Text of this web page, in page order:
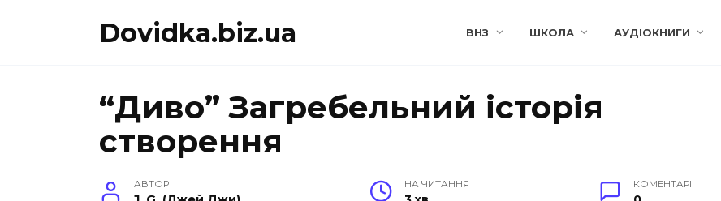
Dovidka.biz.ua ВНЗ ШКОЛА АУДІОКНИГИ
“Диво” Загребельний історія
створення
АВТОР НА ЧИТАННЯ КОМЕНТАРІ